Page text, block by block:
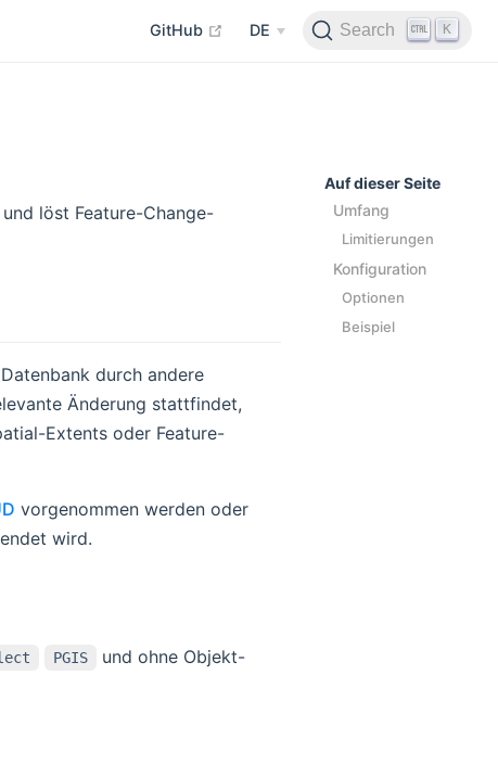
GitHub open in new window
DE Search K
Auf dieser Seite
Umfang
Limitierungen
Konfiguration
Optionen
Beispiel
löst Feature-Change-
durch andere
Änderung stattfindet,
Extents oder Feature-
vorgenommen werden oder
wird.
PGIS
und ohne Objekt-